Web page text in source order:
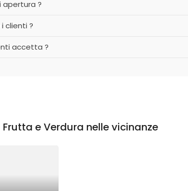
apertura ?
clienti ?
accetta ?
e Verdura nelle vicinanze